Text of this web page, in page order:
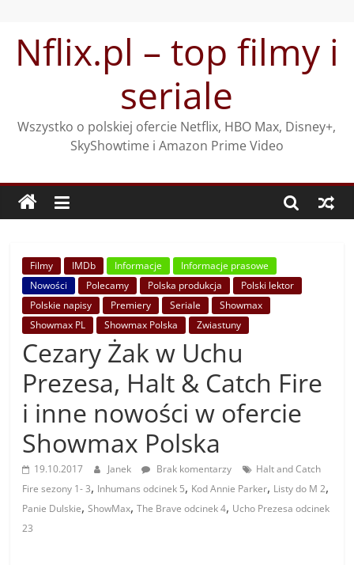
treściNflix.pl – top filmy i
seriale
Wszystko o polskiej ofercie Netflix, HBO Max, Disney+,
SkyShowtime i Amazon Prime Video
Filmy IMDb Informacje
Informacje prasowe
Nowości
Polecamy Polska produkcja
Polski lektor
Polskie napisy
Premiery Seriale
Showmax
Showmax PL
Showmax Polska Zwiastuny
Cezary Żak w Uchu
Prezesa, Halt & Catch Fire
i inne nowości w ofercie
Showmax Polska
19.10.2017 Janek Brak komentarzy
Halt and Catch
Fire sezony 1- 3, Inhumans odcinek 5, Kod Annie Parker, Listy do M 2,
Panie Dulskie,ShowMax,The Brave odcinek 4, Ucho Prezesa odcinek
23